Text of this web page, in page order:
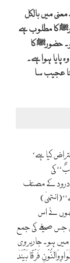
میں بالکل
ﷺکا مطلوب ہے
حضورﷺکا
پایا ہوا ہے۔
عجیب سا
کیا ہے‘
درود کے مصنف
نے اس
جس صیغے کی جمع
ہو۔ جاربروی
فَرْقًا بَیْنَدٗ